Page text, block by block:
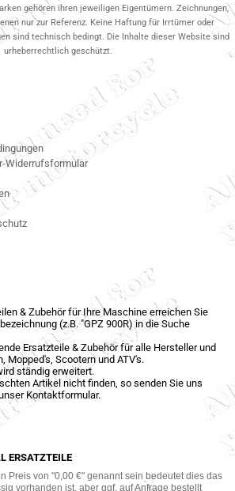
gehören ihren jeweiligen Eigentümern. Zeichnungen,
nur zur Referenz. Keine Haftung für Irrtümer oder
sind technisch bedingt. Die Inhalte dieser Website sind
urheberrechtlich geschützt.
Widerrufsformular
& Zubehör für Ihre Maschine erreichen Sie
(z.B. "GPZ 900R) in die Suche
Ersatzteile & Zubehör für alle Hersteller und
Mopped's, Scootern und ATV's.
ständig erweitert.
Artikel nicht finden, so senden Sie uns
Kontaktformular.
ERSATZTEILE
Preis von "0,00 €" genannt sein bedeutet dies das
vorhanden ist, aber ggf. auf Anfrage bestellt